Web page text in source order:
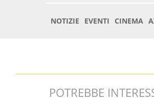
POTREBBE